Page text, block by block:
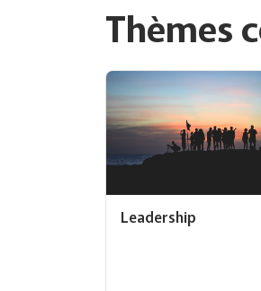
Thèmes
Leadership